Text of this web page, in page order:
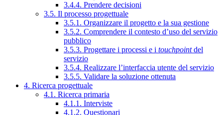
3.4.4. Prendere decisioni
3.5. Il processo progettuale
3.5.1. Organizzare il progetto e la sua gestione
3.5.2. Comprendere il contesto d’uso del servizio
pubblico
3.5.3. Progettare i processi e i touchpointdel
servizio
3.5.4. Realizzare l’interfaccia utente del servizio
3.5.5. Validare la soluzione ottenuta
4. Ricerca progettuale
4.1. Ricerca primaria
4.1.1. Interviste
4.1.2. Questionari